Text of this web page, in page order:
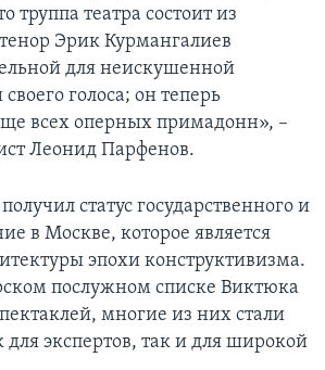
труппа театра состоит из
Эрик Курмангалиев
для неискушенной
голоса; он теперь
всех оперных примадонн», –
Леонид Парфенов.
статус государственного и
в Москве, которое является
эпохи конструктивизма.
послужном списке Виктюка
многие из них стали
экспертов, так и для широкой